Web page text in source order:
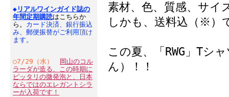
◆ リアルワインガイド誌の
年間定期購読はこちらか
ら。 カード決済、銀行振込
み、郵便振替がご利用頂け
ます。
○7/29（水）
岡山のコル
ラーダが造る、この時期に
ピッタリの微発泡と、日本
ならではのエレガントシラ
ーが入荷です！
素材、色、質感、サイ
しかも、送料込（※）
この夏、「RWG」Tシ
ん）！！